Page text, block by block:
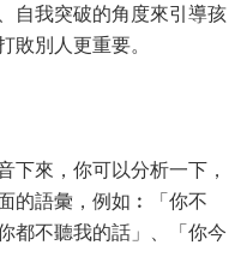
自我突破的角度來引導孩
敗別人更重要。
下來，你可以分析一下，
的語彙，例如︰「你不
都不聽我的話」、「你今